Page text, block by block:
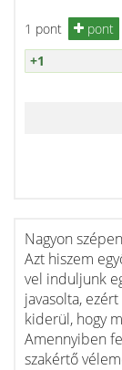
1 pont pont
+1
Nagyon
Azt hiszem
vel induljunk
javasolta,
kiderül, hogy
Amennyiben
szakértő